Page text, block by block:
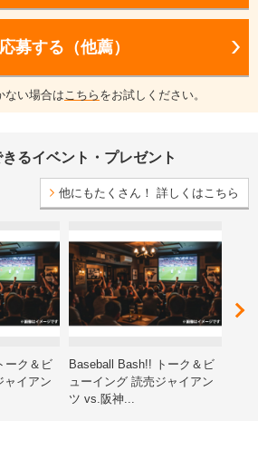
た委託先選定基準に基づき、十分な個人情報
ます。
詳細についてはホームページwww.jcom.co.jpの
ください。
corporate/privacy/
株式会社 大分支社 個人情報保護管理者
シーポリシーページをご確認ください。
応募する（他薦）
ない場合はこちら をお試しください。
るイベント・プレゼント
他にもたくさん！ 詳しくはこちら
ーク＆ビ
ャイアン
Baseball Bash!! トーク＆ビ
ューイング 読売ジャイアン
ツ vs.阪神...